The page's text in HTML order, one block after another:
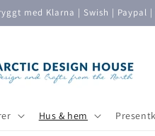
med Klarna | Swish | Paypal |
Hus & hem